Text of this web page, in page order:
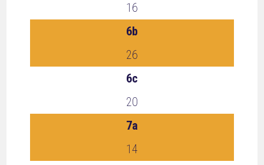
16
6b
26
6c
20
7a
14